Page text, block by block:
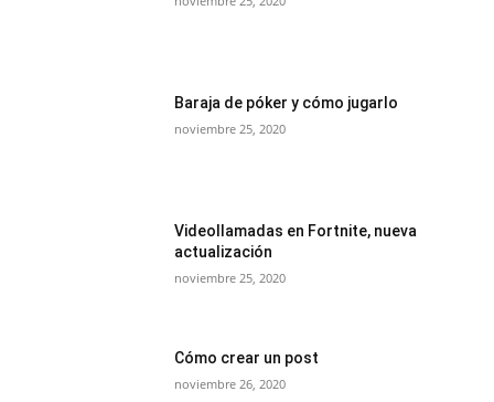
Baraja de póker y cómo jugarlo
noviembre 25, 2020
Videollamadas en Fortnite, nueva
actualización
noviembre 25, 2020
Cómo crear un post
noviembre 26, 2020